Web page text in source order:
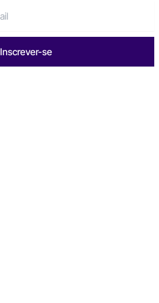
Inscrever-se